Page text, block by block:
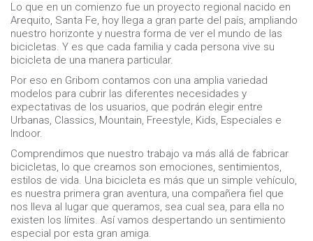
Lo que en un comienzo fue un proyecto regional nacido en
Arequito, Santa Fe, hoy llega a gran parte del país, ampliando
nuestro horizonte y nuestra forma de ver el mundo de las
bicicletas. Y es que cada familia y cada persona vive su
bicicleta de una manera particular.
Por eso en Gribom contamos con una amplia variedad
modelos para cubrir las diferentes necesidades y
expectativas de los usuarios, que podrán elegir entre
Urbanas, Classics, Mountain, Freestyle, Kids, Especiales e
Indoor.
Comprendimos que nuestro trabajo va más allá de fabricar
bicicletas, lo que creamos son emociones, sentimientos,
estilos de vida. Una bicicleta es más que un simple vehículo,
es nuestra primera gran aventura, una compañera fiel que
nos lleva al lugar que queramos, sea cual sea, para ella no
existen los límites. Así vamos despertando un sentimiento
especial por esta gran amiga.